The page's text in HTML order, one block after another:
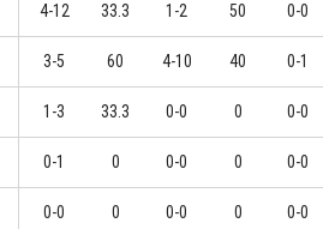
4-12 33.3 1-2 50 0-0
3-5 60 4-10 40 0-1
1-3 33.3 0-0 0 0-0
0-1 0 0-0 0 0-0
0-0 0 0-0 0 0-0